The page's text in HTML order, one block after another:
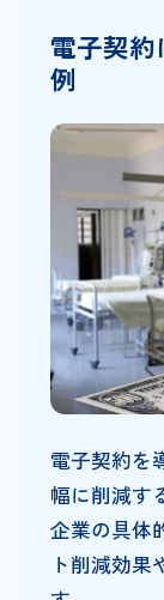
電子契
例
電子契約を
幅に削減す
企業の具体
ト削減効果